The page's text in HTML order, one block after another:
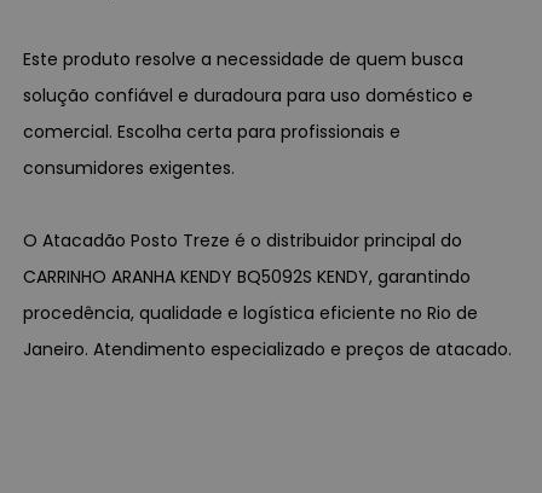
Este produto resolve a necessidade de quem busca
solução confiável e duradoura para uso doméstico e
comercial. Escolha certa para profissionais e
consumidores exigentes.
O Atacadão Posto Treze é o distribuidor principal do
CARRINHO ARANHA KENDY BQ5092S KENDY, garantindo
procedência, qualidade e logística eficiente no Rio de
Janeiro. Atendimento especializado e preços de atacado.